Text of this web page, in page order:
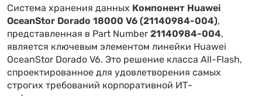
Система хранения данных Компонент Huawei
OceanStor Dorado 18000 V6 (21140984-004),
представленная в Part Number21140984-004,
является ключевым элементом линейки Huawei
OceanStor Dorado V6. Это решение класса All-Flash,
спроектированное для удовлетворения самых
строгих требований корпоративной ИТ-